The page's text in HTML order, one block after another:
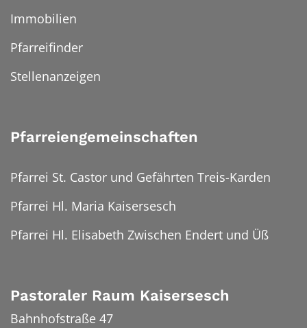
Immobilien
Pfarreifinder
Stellenanzeigen
Pfarreiengemeinschaften
Pfarrei St. Castor und Gefährten Treis-Karden
Pfarrei Hl. Maria Kaisersesch
Pfarrei Hl. Elisabeth Zwischen Endert und Üß
Pastoraler Raum Kaisersesch
Bahnhofstraße 47